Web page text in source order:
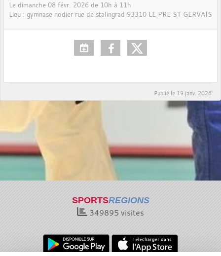
Le dimanche 08 févr. 2026 de 10h à 11h
Lieu : gymnase nodier rue de stalingrad 93310 LE PRE ST GERVAIS
Publié le 19 janv. 2026
SPORTSREGIONS
349895 visites